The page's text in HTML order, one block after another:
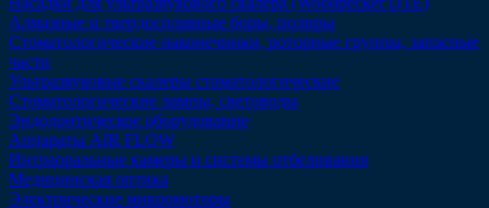
Алмазные и твердосплавные боры, полиры
Стоматологические наконечники, роторные группы, запасные
части
Ультразвуковые скалеры стоматологические
Стоматологические лампы, световоды
Эндодонтическое оборудование
Аппараты AIR FLOW
Интраоральные камеры и системы отбеливания
Медицинская оптика
Электрические микромоторы